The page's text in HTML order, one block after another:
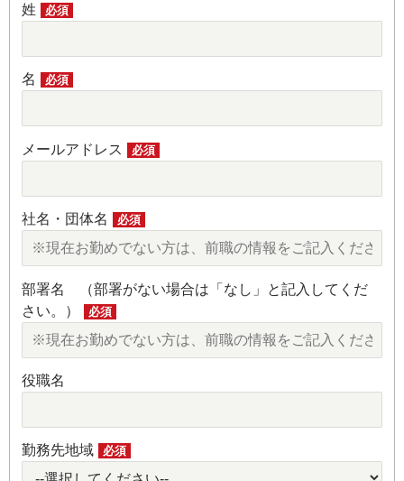
姓 必須
名 必須
メールアドレス 必須
社名・団体名 必須
部署名 （部署がない場合は「なし」と記入してくだ
さい。）
必須
役職名
勤務先地域 必須